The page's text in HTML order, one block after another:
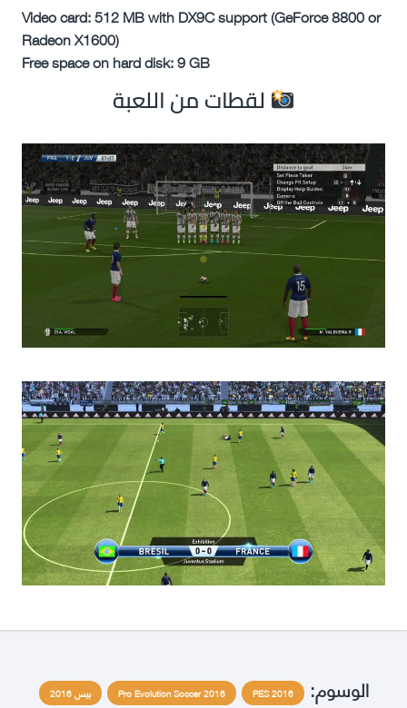
Video card: 512 MB with DX9C support (GeForce 8800 or
Radeon X1600)
Free space on hard disk: 9 GB
لقطات من اللعبة
الوسوم: PES 2016
Pro Evolution Soccer 2016 بيس 2016